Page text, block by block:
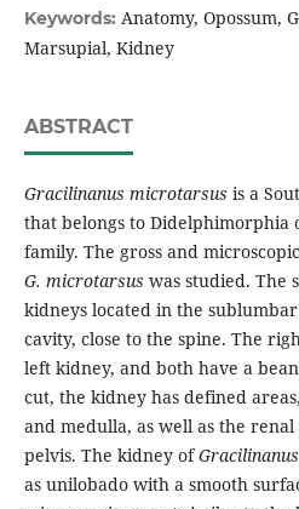
Keywords: Anatomy, Opossum,
Marsupial, Kidney
ABSTRACT
Gracilinanus microtarsus is a
that belongs to Didelphimorphia
family. The gross and
G. microtarsus was studied. The
kidneys located in the
cavity, close to the spine. The
left kidney, and both have a
cut, the kidney has defined
and medulla, as well as the
pelvis. The kidney of
as unilobado with a smooth